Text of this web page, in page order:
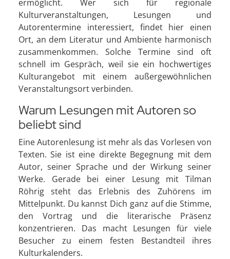
ermöglicht. Wer sich für regionale
Kulturveranstaltungen, Lesungen und
Autorentermine interessiert, findet hier einen
Ort, an dem Literatur und Ambiente harmonisch
zusammenkommen. Solche Termine sind oft
schnell im Gespräch, weil sie ein hochwertiges
Kulturangebot mit einem außergewöhnlichen
Veranstaltungsort verbinden.
Warum Lesungen mit Autoren so
beliebt sind
Eine Autorenlesung ist mehr als das Vorlesen von
Texten. Sie ist eine direkte Begegnung mit dem
Autor, seiner Sprache und der Wirkung seiner
Werke. Gerade bei einer Lesung mit Tilman
Röhrig steht das Erlebnis des Zuhörens im
Mittelpunkt. Du kannst Dich ganz auf die Stimme,
den Vortrag und die literarische Präsenz
konzentrieren. Das macht Lesungen für viele
Besucher zu einem festen Bestandteil ihres
Kulturkalenders.